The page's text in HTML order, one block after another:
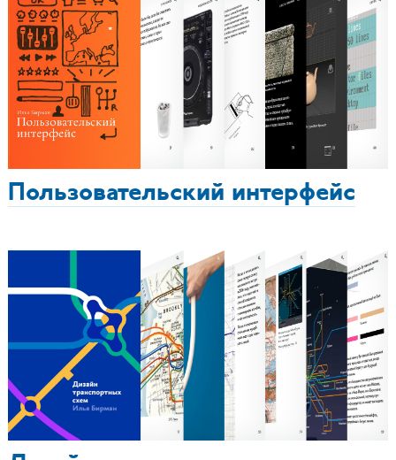
Пользовательский интерфейс